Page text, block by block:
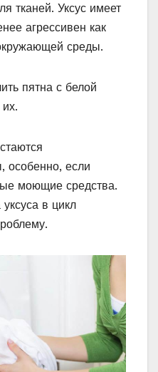
тканей. Уксус имеет
агрессивен как
среды.
пятна с белой
особенно, если
моющие средства.
в цикл